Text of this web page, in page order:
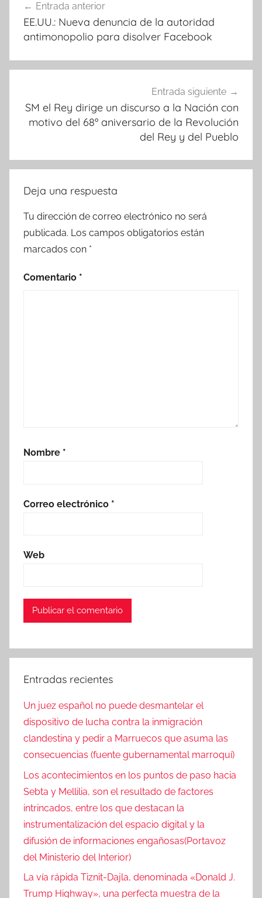
de
entradas
Entrada anterior
EE.UU.: Nueva denuncia de la autoridad
antimonopolio para disolver Facebook
Entrada siguiente
SM el Rey dirige un discurso a la Nación con
motivo del 68º aniversario de la Revolución
del Rey y del Pueblo
Deja una respuesta
Tu dirección de correo electrónico no será
publicada. Los campos obligatorios están
marcados con *
Comentario *
Nombre *
Correo electrónico *
Web
Entradas recientes
Un juez español no puede desmantelar el
dispositivo de lucha contra la inmigración
clandestina y pedir a Marruecos que asuma las
consecuencias (fuente gubernamental marroquí)
Los acontecimientos en los puntos de paso hacia
Sebta y Mellilia, son el resultado de factores
intrincados, entre los que destacan la
instrumentalización del espacio digital y la
difusión de informaciones engañosas(Portavoz
del Ministerio del Interior)
La vía rápida Tiznit-Dajla, denominada «Donald J.
Trump Highway», una perfecta muestra de la